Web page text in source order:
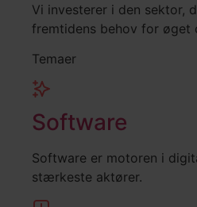
Vi investerer i den sektor,
fremtidens behov for øget
Temaer
Software
Software er motoren i
stærkeste aktører.